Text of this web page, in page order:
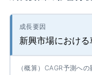
新興市場におけ